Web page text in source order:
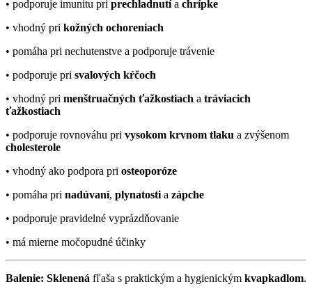
• podporuje imunitu pri prechladnutía chrípke
• vhodný pri kožných ochoreniach
• pomáha pri nechutenstve a podporuje trávenie
• podporuje pri svalových kŕčoch
• vhodný pri menštruačných ťažkostiach a tráviacich
ťažkostiach
• podporuje rovnováhu pri vysokom krvnom tlaku a zvýšenom
cholesterole
• vhodný ako podpora pri osteoporóze
• pomáha pri nadúvaní, plynatosti a zápche
• podporuje pravidelné vyprázdňovanie
• má mierne močopudné účinky
Balenie: Sklenená fľaša s praktickým a hygienickým kvapkadlom.